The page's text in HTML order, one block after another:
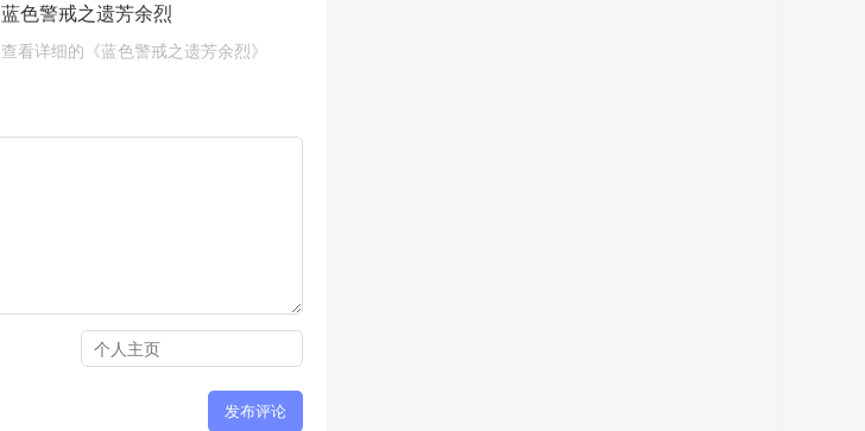
蓝色警戒之遗芳余烈
查看详细的《蓝色警戒之遗芳余烈》